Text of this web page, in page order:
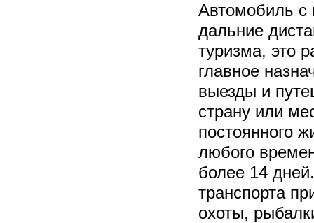
Автомобиль с
дальние
туризма, это
главное
выезды и
страну или
постоянного
любого
более 14
транспорта
охоты,